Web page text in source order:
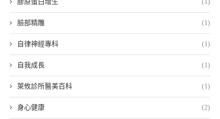
膠原蛋白增生 (1)
臉部精雕 (1)
自律神經專科 (1)
自我成長 (1)
萊攸診所醫美百科 (1)
身心健康 (2)